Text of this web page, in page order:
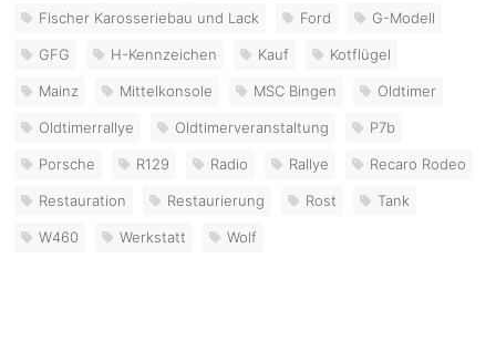
Fischer Karosseriebau und Lack Ford G-Modell
GFG H-Kennzeichen Kauf Kotflügel
Mainz Mittelkonsole MSC Bingen Oldtimer
Oldtimerrallye Oldtimerveranstaltung P7b
Porsche R129 Radio Rallye Recaro Rodeo
Restauration Restaurierung Rost Tank
W460 Werkstatt Wolf